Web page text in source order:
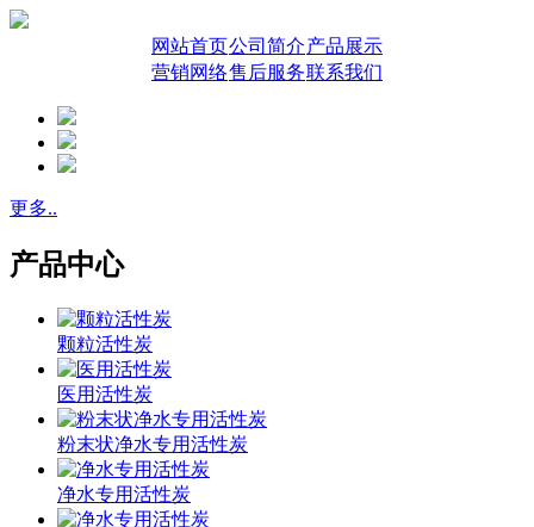
网站首页公司简介产品展示
营销网络售后服务联系我们
更多..
产品中心
颗粒活性炭
医用活性炭
粉末状净水专用活性炭
净水专用活性炭